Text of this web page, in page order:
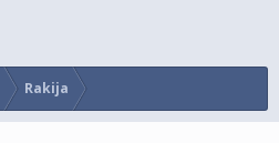
Rakija